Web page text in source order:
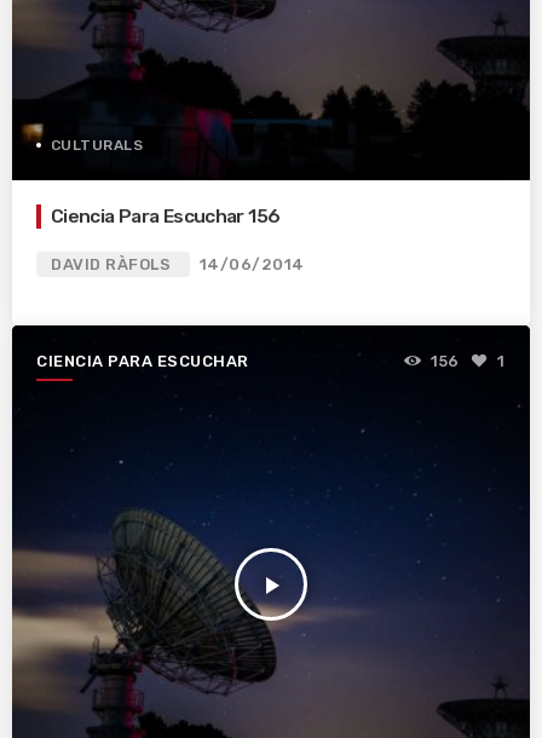
CULTURALS
Ciencia Para Escuchar 156
DAVID RÀFOLS 14/06/2014
CIENCIA PARA ESCUCHAR
play_arrow
156 1